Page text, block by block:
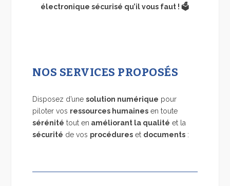
électronique sécurisé qu’il vous faut ! 🗳️
NOS SERVICES PROPOSÉS
Disposez d’une solution numérique pour
piloter vos ressources humainesen toute
sérénité tout en améliorant la qualité et la
sécurité de vos procédureset documents: